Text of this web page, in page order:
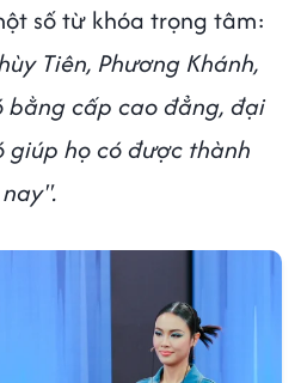
số từ khóa trọng tâm:
Tiên, Phương Khánh,
bằng cấp cao đẳng, đại
giúp họ có được thành